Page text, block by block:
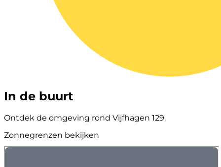
In de buurt
Ontdek de omgeving rond Vijfhagen 129.
Zonnegrenzen bekijken